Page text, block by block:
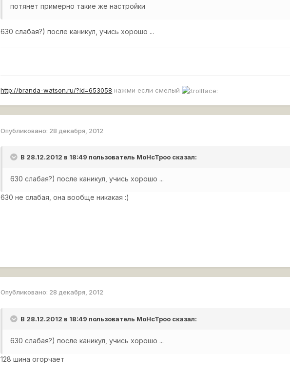
потянет примерно такие же настройки
630 слабая?) после каникул, учись хорошо ...
http://branda-watson.ru/?id=653058 нажми если смелый
Опубликовано: 28 декабря, 2012
В 28.12.2012 в 18:49 пользователь MoHcTpoo сказал:
630 слабая?) после каникул, учись хорошо ...
630 не слабая, она вообще никакая :)
Опубликовано: 28 декабря, 2012
В 28.12.2012 в 18:49 пользователь MoHcTpoo сказал:
630 слабая?) после каникул, учись хорошо ...
128 шина огорчает